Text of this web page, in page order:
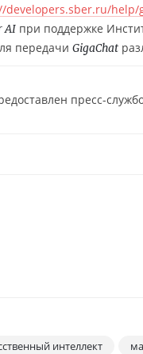
developers.sber.ru/help/
AI при поддержке
передачи GigaChat
пресс-
интеллект